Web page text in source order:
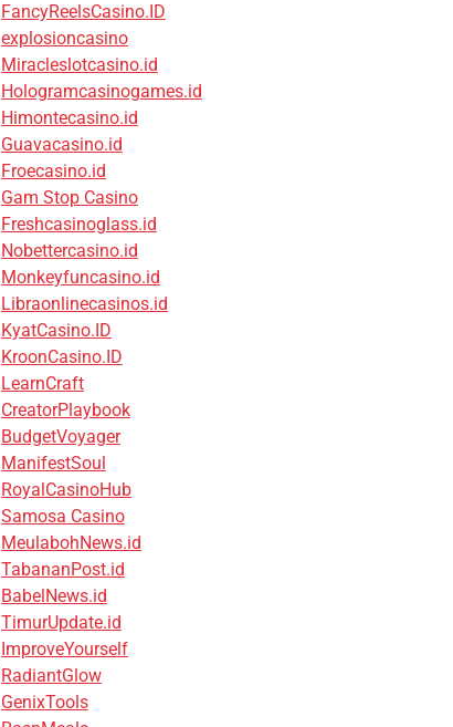
FancyReelsCasino.ID
explosioncasino
Miracleslotcasino.id
Hologramcasinogames.id
Himontecasino.id
Guavacasino.id
Froecasino.id
Gam Stop Casino
Freshcasinoglass.id
Nobettercasino.id
Monkeyfuncasino.id
Libraonlinecasinos.id
KyatCasino.ID
KroonCasino.ID
LearnCraft
CreatorPlaybook
BudgetVoyager
ManifestSoul
RoyalCasinoHub
Samosa Casino
MeulabohNews.id
TabananPost.id
BabelNews.id
TimurUpdate.id
ImproveYourself
RadiantGlow
GenixTools